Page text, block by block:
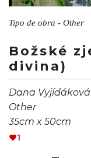
Tipo de obra - Other
Božské
divina)
Dana Vyjídáková
Other
35cm x 50cm
1